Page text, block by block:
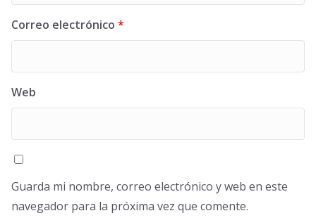
Correo electrónico *
Web
Guarda mi nombre, correo electrónico y web en este
navegador para la próxima vez que comente.